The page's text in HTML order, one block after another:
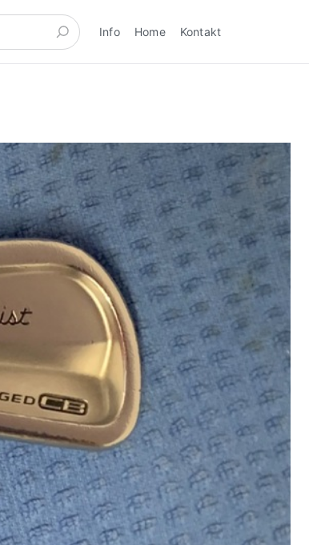
Info Home Kontakt